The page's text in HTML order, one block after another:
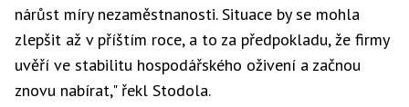
nárůst míry nezaměstnanosti. Situace by se mohla
zlepšit až v příštím roce, a to za předpokladu, že firmy
uvěří ve stabilitu hospodářského oživení a začnou
znovu nabírat," řekl Stodola.